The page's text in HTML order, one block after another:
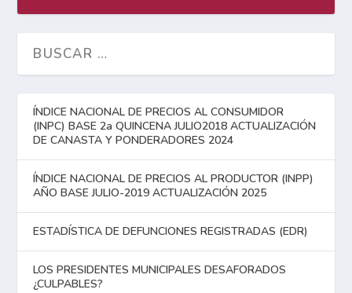
ÍNDICE NACIONAL DE PRECIOS AL CONSUMIDOR
(INPC) BASE 2a QUINCENA JULIO2018 ACTUALIZACIÓN
DE CANASTA Y PONDERADORES 2024
ÍNDICE NACIONAL DE PRECIOS AL PRODUCTOR (INPP)
AÑO BASE JULIO-2019 ACTUALIZACIÓN 2025
ESTADÍSTICA DE DEFUNCIONES REGISTRADAS (EDR)
LOS PRESIDENTES MUNICIPALES DESAFORADOS
¿CULPABLES?